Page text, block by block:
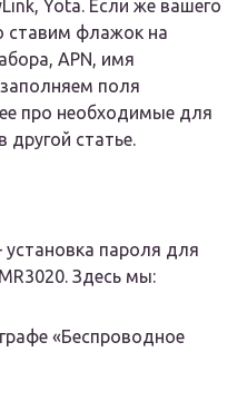
Yota. Если же вашего
ставим флажок на
APN, имя
поля
про необходимые для
другой статье.
пароля для
Здесь мы:
«Беспроводное